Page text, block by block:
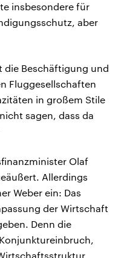
insbesondere für
aber
die Beschäftigung und
Fluggesellschaften
in großem Stile
sagen, dass da
Olaf
Allerdings
Weber ein: Das
der Wirtschaft
Denn die